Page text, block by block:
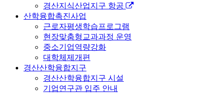
경산지식산업지구 항공
산학융합촉진사업
근로자평생학습프로그램
현장맞춤형교과과정 운영
중소기업역량강화
대학체제개편
경산산학융합지구
경산산학융합지구 시설
기업연구관 입주 안내